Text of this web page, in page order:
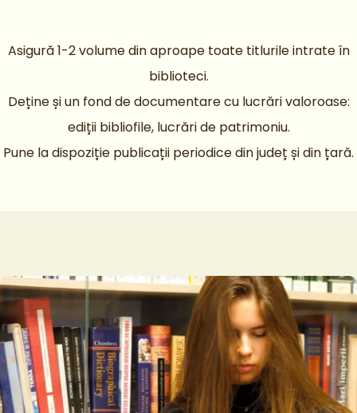
Asigură 1-2 volume din aproape toate titlurile intrate în
biblioteci.
Deține și un fond de documentare cu lucrări valoroase:
ediții bibliofile, lucrări de patrimoniu.
Pune la dispoziție publicații periodice din județ și din țară.